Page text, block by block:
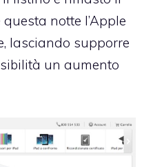
notte l’Apple
lasciando supporre
un aumento